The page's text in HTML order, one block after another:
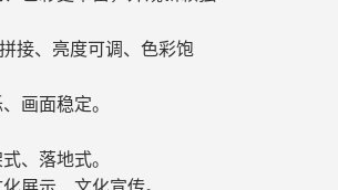
接、亮度可调、色彩饱
画面稳定。
、落地式。